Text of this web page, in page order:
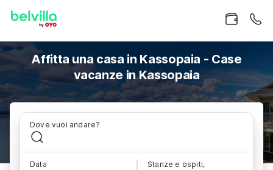
Affitta una casa in Kassopaia - Case
vacanze in Kassopaia
Dove vuoi andare?
Data Stanze e ospiti,